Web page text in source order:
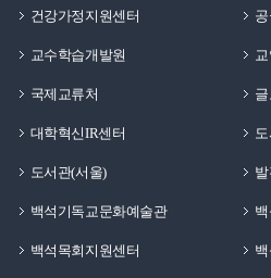
건강가정지원센터
교수학습개발원
국제교류처
대학혁신IR센터
도서관(서울)
백석기독교문화예술관
백석목회지원센터